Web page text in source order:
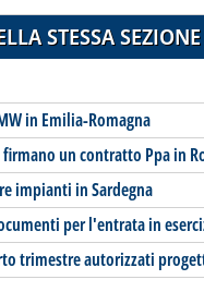
STESSA SEZIONE
in Emilia-Romagna
un contratto Ppa in
impianti in Sardegna
per l'entrata in
trimestre autorizzati